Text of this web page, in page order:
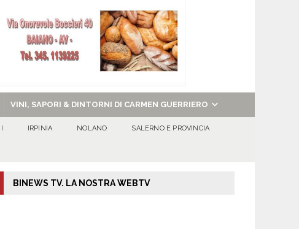
VINI, SAPORI & DINTORNI DI CARMEN GUERRIERO
IRPINIA NOLANO SALERNO E PROVINCIA
BINEWS TV. LA NOSTRA WEBTV